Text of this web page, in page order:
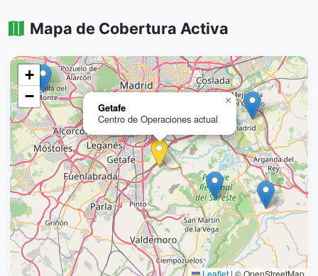
Mapa de Cobertura Activa
Getafe
Centro de Operaciones actual
×
+
−
Leaflet | © OpenStreetMap